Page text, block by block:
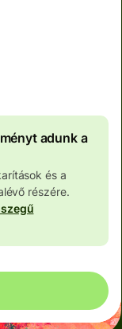
adunk a
és a
részére.